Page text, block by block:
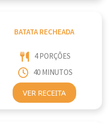
BATATA RECHEADA
4 PORÇÕES
40 MINUTOS
VER RECEITA